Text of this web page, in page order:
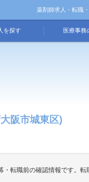
薬剤師求人・転職
を探す 医療事務
阪市城東区)
転職前の確認情報です。転